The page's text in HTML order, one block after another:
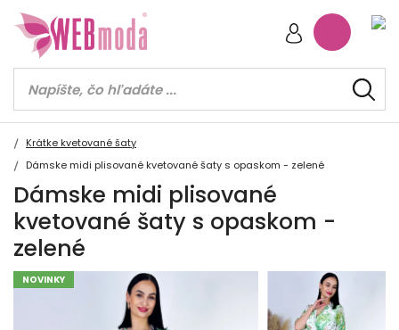
Krátke kvetované šaty
Dámske midi plisované kvetované šaty s opaskom - zelené
Dámske midi plisované
kvetované šaty s opaskom -
zelené
NOVINKY